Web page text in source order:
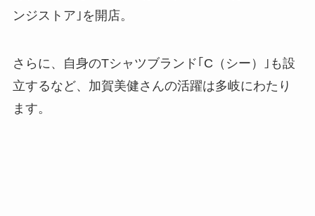
ンジストア｣を開店。
さらに、自身のTシャツブランド｢C（シー）｣も設
立するなど、加賀美健さんの活躍は多岐にわたり
ます。